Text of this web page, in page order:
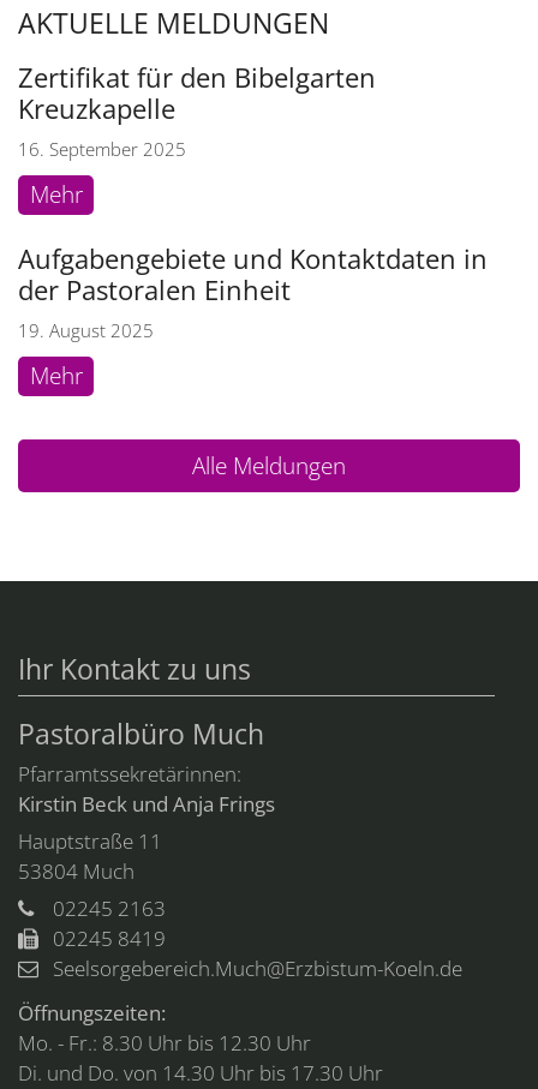
AKTUELLE MELDUNGEN
Zertifikat für den Bibelgarten
Kreuzkapelle
16. September 2025
Mehr
Aufgabengebiete und Kontaktdaten in
der Pastoralen Einheit
19. August 2025
Mehr
Alle Meldungen
Ihr Kontakt zu uns
Pastoralbüro Much
Pfarramtssekretärinnen:
Kirstin Beck und Anja Frings
Hauptstraße 11
53804 Much
02245 2163
02245 8419
Seelsorgebereich.Much@Erzbistum-Koeln.de
Öffnungszeiten:
Mo. - Fr.: 8.30 Uhr bis 12.30 Uhr
Di. und Do. von 14.30 Uhr bis 17.30 Uhr